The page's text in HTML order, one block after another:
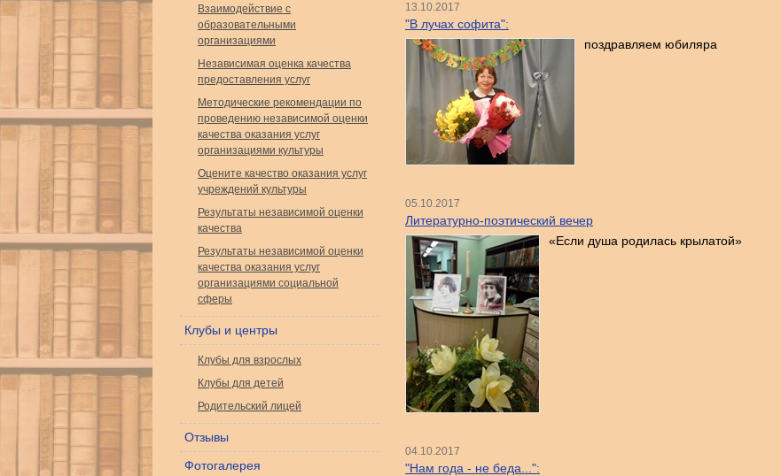
Взаимодействие с
образовательными
организациями
Независимая оценка качества
предоставления услуг
Методические рекомендации по
проведению независимой оценки
качества оказания услуг
организациями культуры
Оцените качество оказания услуг
учреждений культуры
Результаты независимой оценки
качества
Результаты независимой оценки
качества оказания услуг
организациями социальной
сферы
Клубы и центры
Клубы для взрослых
Клубы для детей
Родительский лицей
Отзывы
Фотогалерея
13.10.2017
"В лучах софита":
поздравляем юбиляра
05.10.2017
Литературно-поэтический вечер
«Если душа родилась крылатой»
04.10.2017
"Нам года - не беда...":